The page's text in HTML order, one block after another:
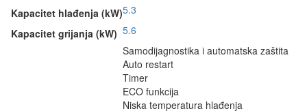
Kapacitet hlađenja (kW)5.3
Kapacitet grijanja (kW) 5.6
Samodijagnostika i automatska zaštita
Auto restart
Timer
ECO funkcija
Niska temperatura hlađenja